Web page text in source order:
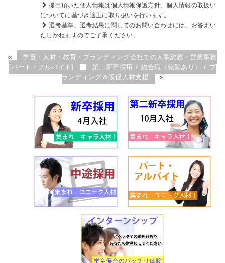
提出頂いた個人情報は個人情報保護方針、個人情報の取扱い
についてに基づき適正に取り扱いを行います。
選考基準、選考結果に関してのお問い合わせには、お答えい
たしかねますのでご了承ください。
«
学童・人材・教育・ブランディング会社での人事総務・営業事務
[パート・アルバイト]
第二新卒採用 / 総合職（転勤あり） / ブ
ランディング＆販促人材支援
»